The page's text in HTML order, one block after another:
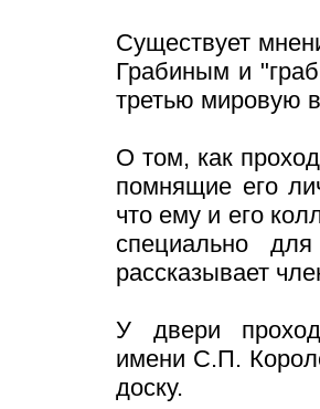
Существует
Грабиным и
третью мировую
О том, как
помнящие его
что ему и его
специально
рассказывает
У двери
имени С.П.
доску.